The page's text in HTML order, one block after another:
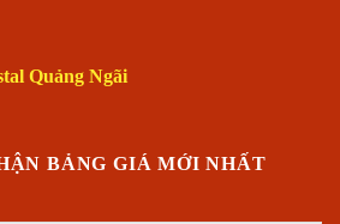
Quảng Ngãi
BẢNG GIÁ MỚI NHẤT